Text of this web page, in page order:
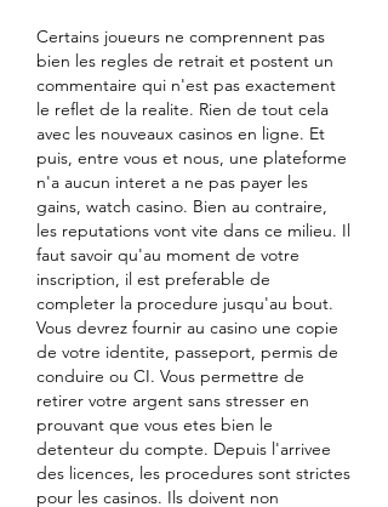
Certains joueurs ne comprennent pas
bien les regles de retrait et postent un
commentaire qui n'est pas exactement
le reflet de la realite. Rien de tout cela
avec les nouveaux casinos en ligne. Et
puis, entre vous et nous, une plateforme
n'a aucun interet a ne pas payer les
gains, watch casino. Bien au contraire,
les reputations vont vite dans ce milieu. Il
faut savoir qu'au moment de votre
inscription, il est preferable de
completer la procedure jusqu'au bout.
Vous devrez fournir au casino une copie
de votre identite, passeport, permis de
conduire ou CI. Vous permettre de
retirer votre argent sans stresser en
prouvant que vous etes bien le
detenteur du compte. Depuis l'arrivee
des licences, les procedures sont strictes
pour les casinos. Ils doivent non